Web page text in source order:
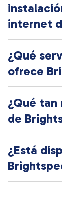
internet
¿Qué
ofrece
¿Qué
de
¿Está